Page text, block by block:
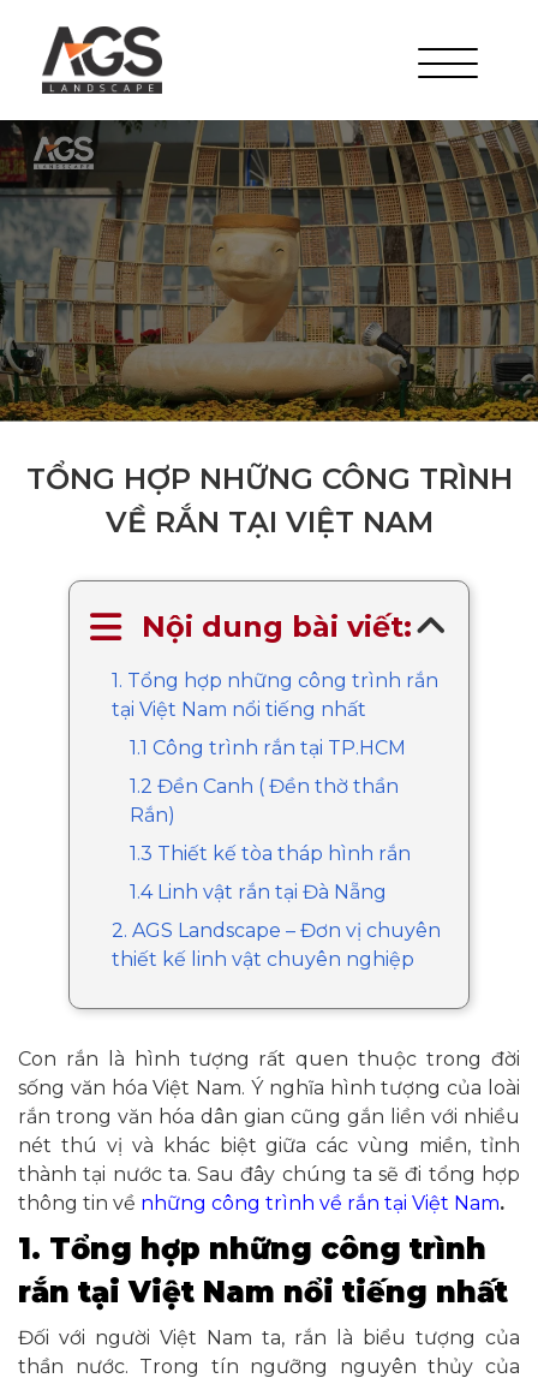
TỔNG HỢP NHỮNG CÔNG TRÌNH
VỀ RẮN TẠI VIỆT NAM
Nội dung bài viết:
1. Tổng hợp những công trình rắn
tại Việt Nam nổi tiếng nhất
1.1 Công trình rắn tại TP.HCM
1.2 Đền Canh ( Đền thờ thần
Rắn)
1.3 Thiết kế tòa tháp hình rắn
1.4 Linh vật rắn tại Đà Nẵng
2. AGS Landscape – Đơn vị chuyên
thiết kế linh vật chuyên nghiệp
Con rắn là hình tượng rất quen thuộc trong đời
sống văn hóa Việt Nam. Ý nghĩa hình tượng của loài
rắn trong văn hóa dân gian cũng gắn liền với nhiều
nét thú vị và khác biệt giữa các vùng miền, tỉnh
thành tại nước ta. Sau đây chúng ta sẽ đi tổng hợp
thông tin về những công trình về rắn tại Việt Nam.
1. Tổng hợp những công trình
rắn tại Việt Nam nổi tiếng nhất
Đối với người Việt Nam ta, rắn là biểu tượng của
thần nước. Trong tín ngưỡng nguyên thủy của